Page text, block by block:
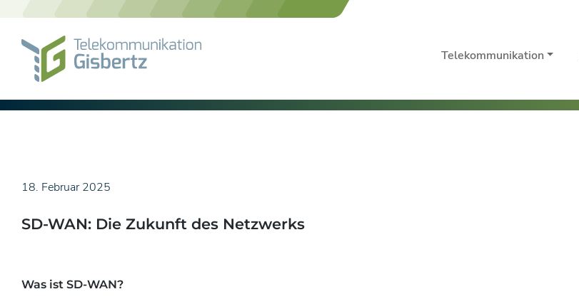
Skip
Telekommunikation
18. Februar 2025
SD-WAN: Die Zukunft des Netzwerks
Was ist SD-WAN?